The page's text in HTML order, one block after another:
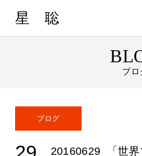
星 聡
ブロ
ブログ
20160629_「世